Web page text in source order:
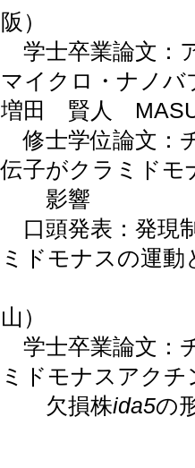
阪）
学士卒業論文：
マイクロ・ナノバ
増田 賢人
修士学位論文：
伝子がクラミドモ
影響
口頭発表：発現
ミドモナスの運
山）
学士卒業論文：
ミドモナスアク
欠損株ida5の